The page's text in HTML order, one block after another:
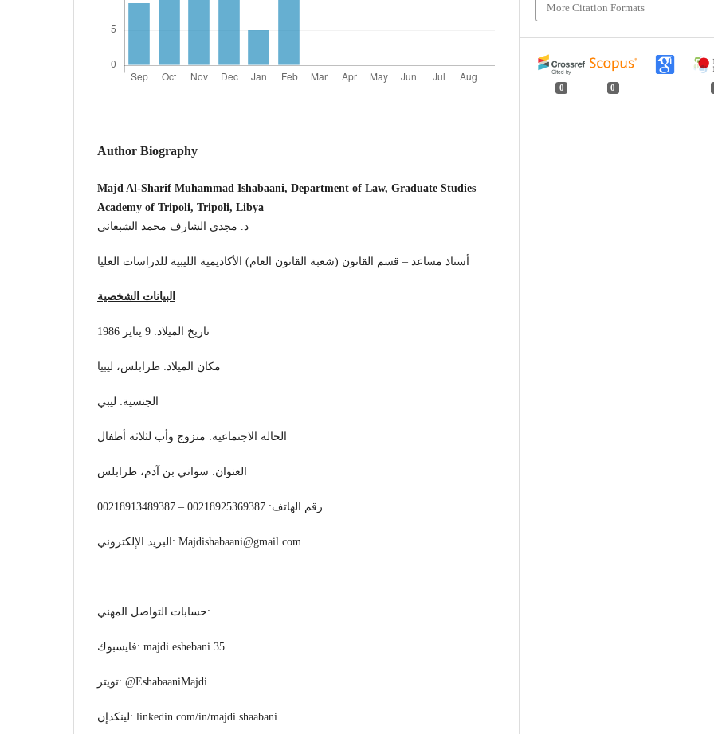
Author Biography
Majd Al-Sharif Muhammad Ishabaani, Department of Law, Graduate Studies
Academy of Tripoli, Tripoli, Libya
د. مجدي الشارف محمد الشبعاني
أستاذ مساعد – قسم القانون (شعبة القانون العام) الأكاديمية الليبية للدراسات العليا
البيانات الشخصية
تاريخ الميلاد: 9 يناير 1986
مكان الميلاد: طرابلس، ليبيا
الجنسية: ليبي
الحالة الاجتماعية: متزوج وأب لثلاثة أطفال
العنوان: سواني بن آدم، طرابلس
البريد الإلكتروني: Majdishabaani@gmail.com
حسابات التواصل المهني:
فايسبوك: majdi.eshebani.35
تويتر: @EshabaaniMajdi
لينكدإن: linkedin.com/in/majdi shaabani
More Citation Formats
0 0